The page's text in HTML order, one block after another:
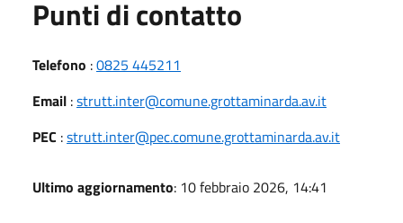
Punti di contatto
Telefono :0825 445211
Email :strutt.inter@comune.grottaminarda.av.it
PEC :strutt.inter@pec.comune.grottaminarda.av.it
Ultimo aggiornamento: 10 febbraio 2026, 14:41